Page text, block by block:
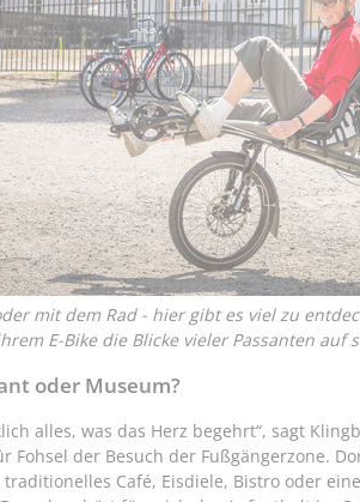
mit dem Rad - hier gibt es viel zu
E-Bike die Blicke vieler Passanten auf
oder Museum?
alles, was das Herz begehrt“, sagt
Fohsel der Besuch der Fußgängerzone.
Café, Eisdiele, Bistro oder